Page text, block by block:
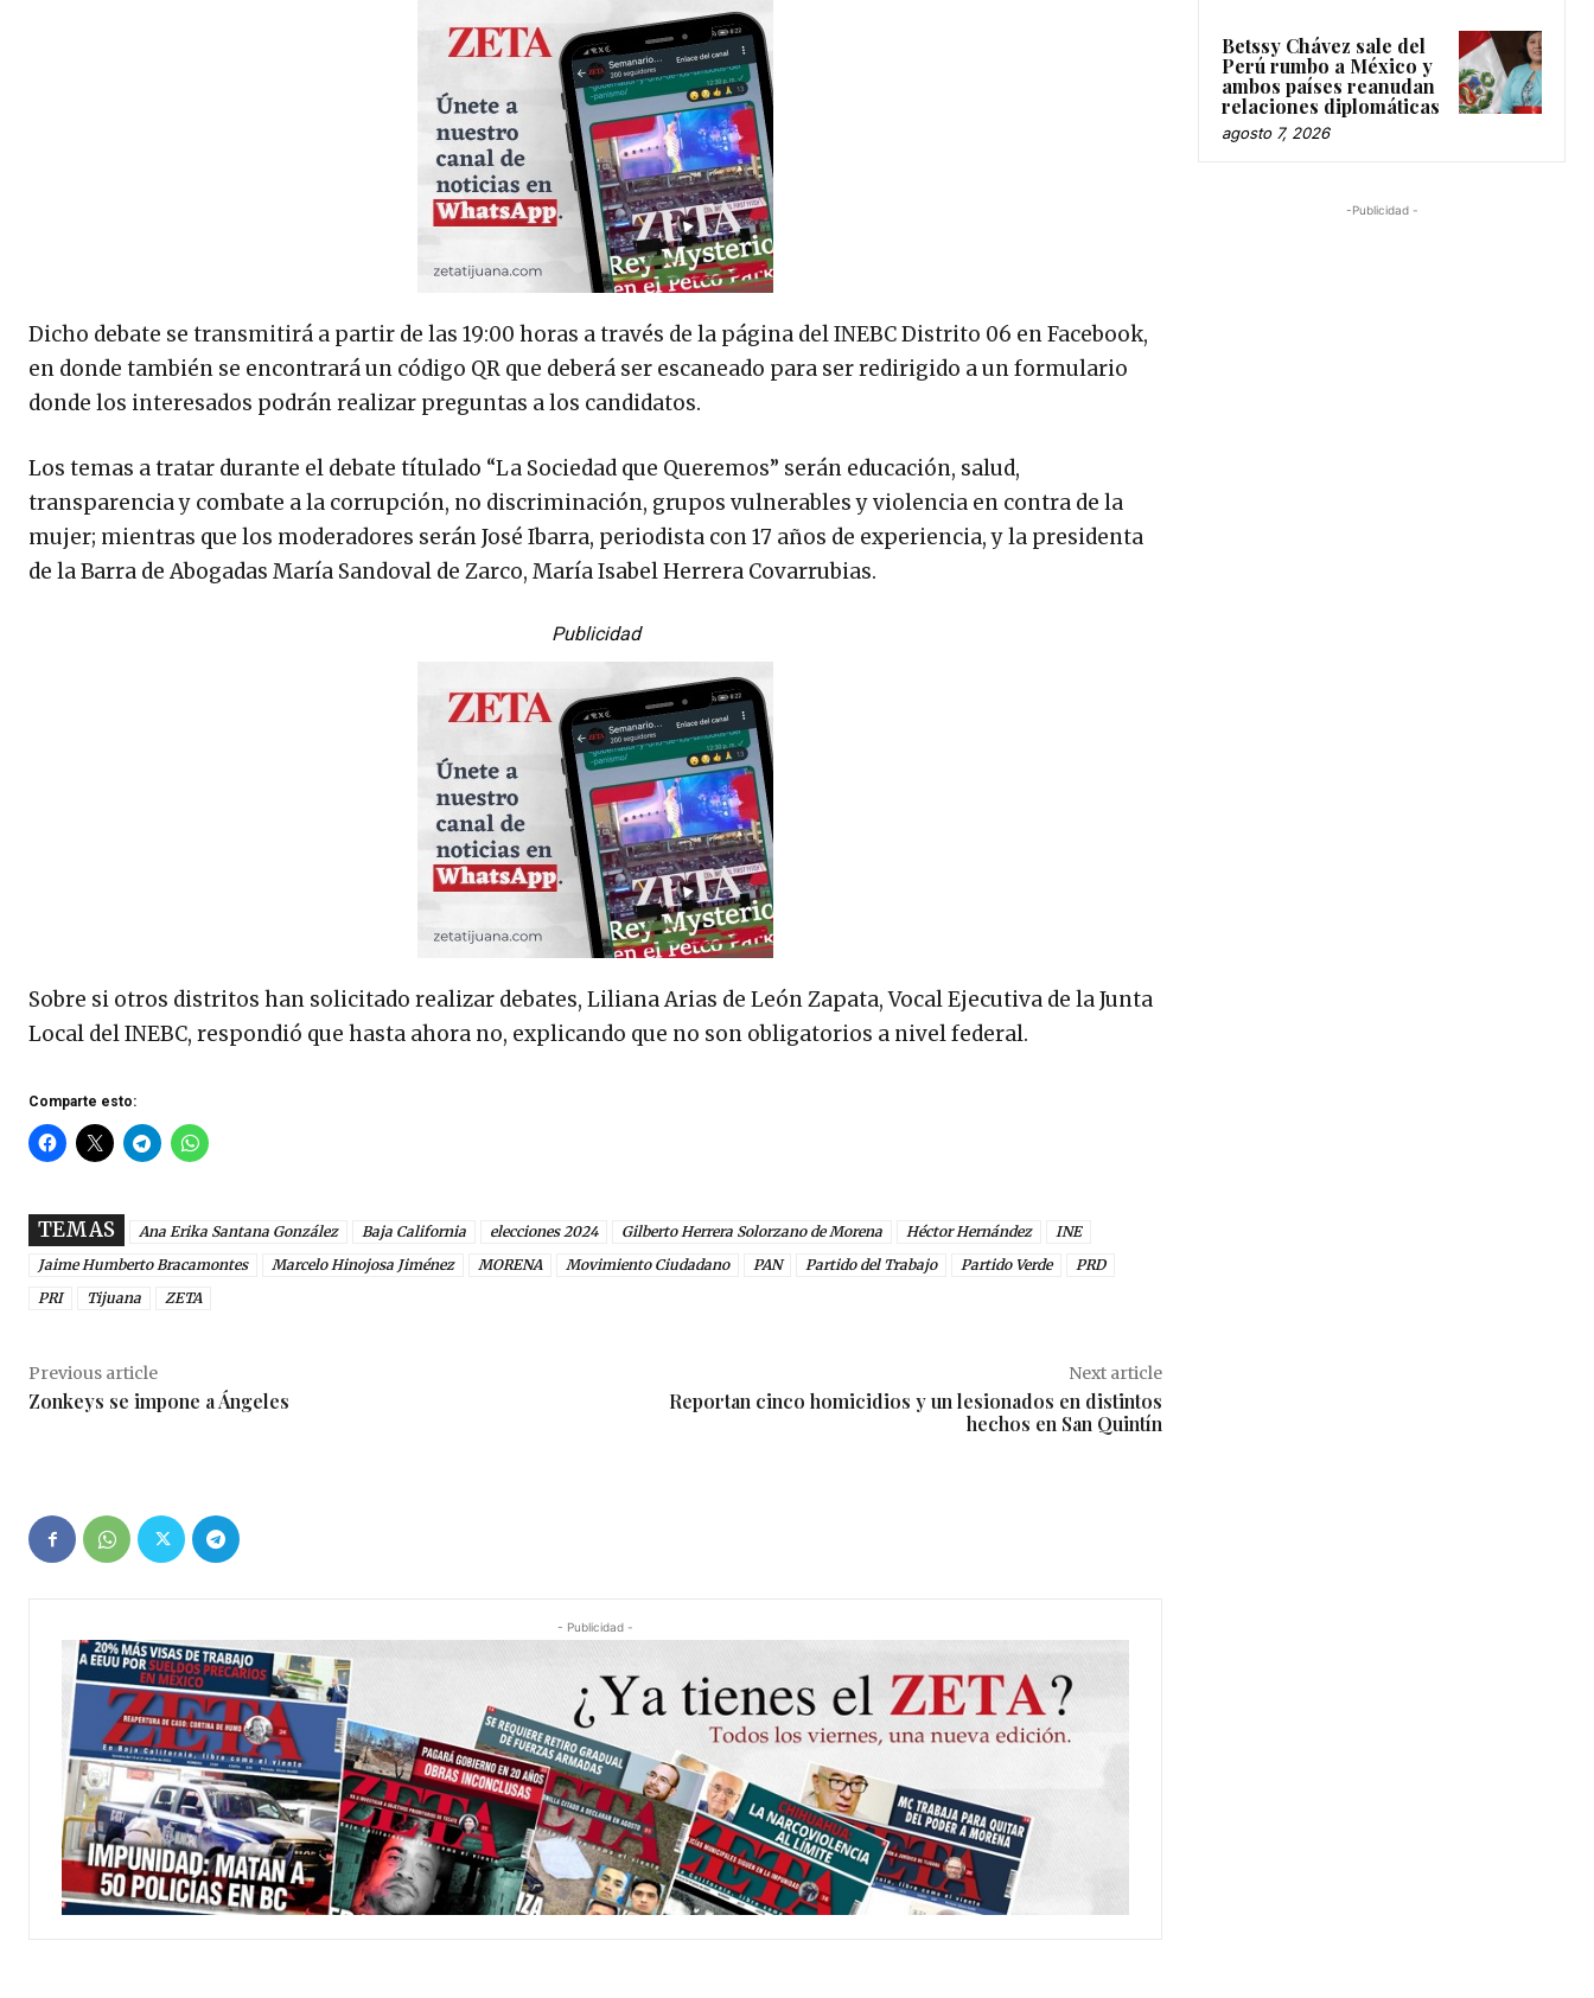
Dicho debate se transmitirá a partir de las 19:00 horas a través de la página del INEBC Distrito 06 en Facebook,
en donde también se encontrará un código QR que deberá ser escaneado para ser redirigido a un formulario
donde los interesados podrán realizar preguntas a los candidatos.
Los temas a tratar durante el debate títulado “La Sociedad que Queremos” serán educación, salud,
transparencia y combate a la corrupción, no discriminación, grupos vulnerables y violencia en contra de la
mujer; mientras que los moderadores serán José Ibarra, periodista con 17 años de experiencia, y la presidenta
de la Barra de Abogadas María Sandoval de Zarco, María Isabel Herrera Covarrubias.
Publicidad
Sobre si otros distritos han solicitado realizar debates, Liliana Arias de León Zapata, Vocal Ejecutiva de la Junta
Local del INEBC, respondió que hasta ahora no, explicando que no son obligatorios a nivel federal.
Comparte esto:
TEMAS Ana Erika Santana González Baja California elecciones 2024 Gilberto Herrera Solorzano de Morena Héctor Hernández
INE
Jaime Humberto Bracamontes
Marcelo Hinojosa Jiménez MORENA Movimiento Ciudadano PAN Partido del Trabajo Partido Verde
PRD
PRI
Tijuana ZETA
Previous article
Zonkeys se impone a Ángeles
Next article
Reportan cinco homicidios y un lesionados en distintos
hechos en San Quintín
- Publicidad -
Betssy Chávez sale del
Perú rumbo a México y
ambos países reanudan
relaciones diplomáticas
agosto 7, 2026
-Publicidad -